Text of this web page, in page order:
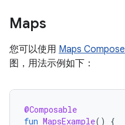
Maps
您可以使用 Maps Compose
图，用法示例如下：
@Composable
fun MapsExample()
{